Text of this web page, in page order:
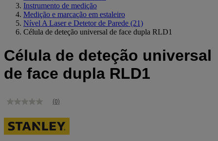
Instrumento de medição
Medição e marcação em estaleiro
Nível A Laser e Detetor de Parede (21)
Célula de deteção universal de face dupla RLD1
Célula de deteção universal
de face dupla RLD1
Sem
de
classificação
Link
(0)